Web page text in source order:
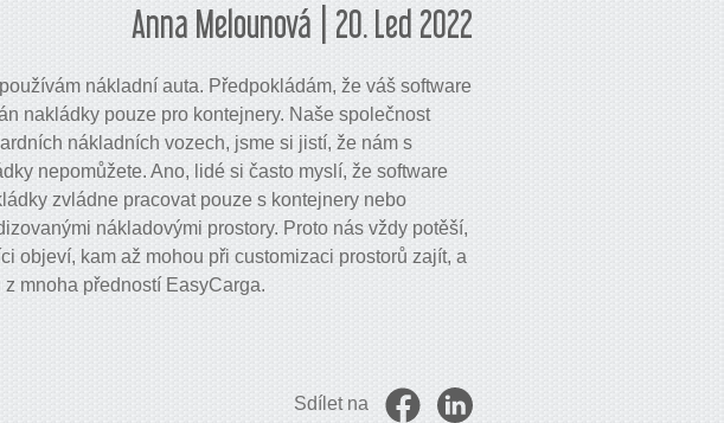
Anna Melounová | 20. Led 2022
nákladní auta. Předpokládám, že váš software
nakládky pouze pro kontejnery. Naše společnost
nákladních vozech, jsme si jistí, že nám s
nepomůžete. Ano, lidé si často myslí, že software
zvládne pracovat pouze s kontejnery nebo
nákladovými prostory. Proto nás vždy potěší,
objeví, kam až mohou při customizaci prostorů zajít, a
mnoha předností EasyCarga.
Sdílet na